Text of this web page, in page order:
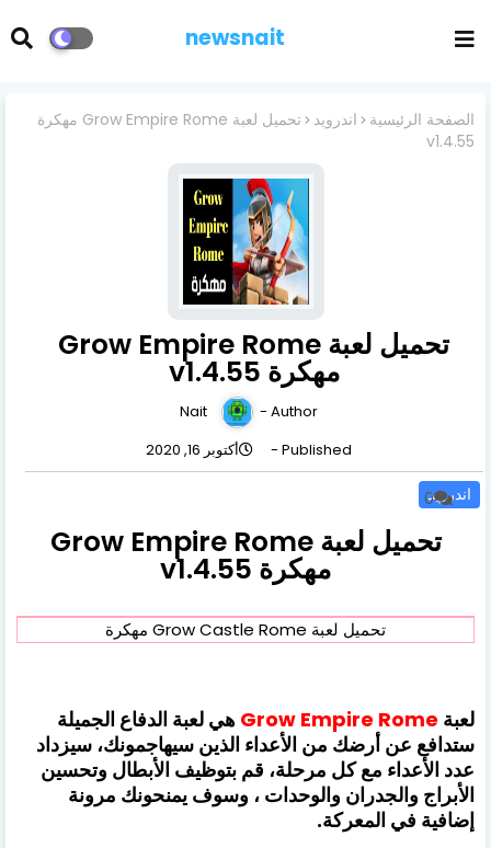
newsnait
الصفحة الرئيسية اندرويد
تحميل لعبة Grow Empire Rome مهكرة
v1.4.55
تحميل لعبة Grow Empire Rome
مهكرة v1.4.55
Author -
Nait
Published -
أكتوبر 16, 2020
اندرويد0
تحميل لعبة Grow Empire Rome
مهكرة v1.4.55
تحميل لعبة Grow Castle Rome مهكرة
لعبة Grow Empire Rome
هي لعبة الدفاع الجميلة
ستدافع عن أرضك من الأعداء الذين سيهاجمونك، سيزداد
عدد الأعداء مع كل مرحلة، قم بتوظيف الأبطال وتحسين
الأبراج والجدران والوحدات ، وسوف يمنحونك مرونة
إضافية في المعركة.